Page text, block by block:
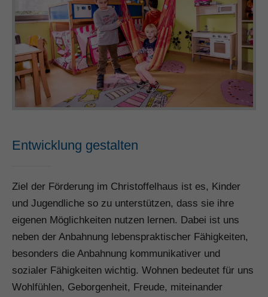
Entwicklung gestalten
Ziel der Förderung im Christoffelhaus ist es, Kinder
und Jugendliche so zu unterstützen, dass sie ihre
eigenen Möglichkeiten nutzen lernen. Dabei ist uns
neben der Anbahnung lebenspraktischer Fähigkeiten,
besonders die Anbahnung kommunikativer und
sozialer Fähigkeiten wichtig. Wohnen bedeutet für uns
Wohlfühlen, Geborgenheit, Freude, miteinander